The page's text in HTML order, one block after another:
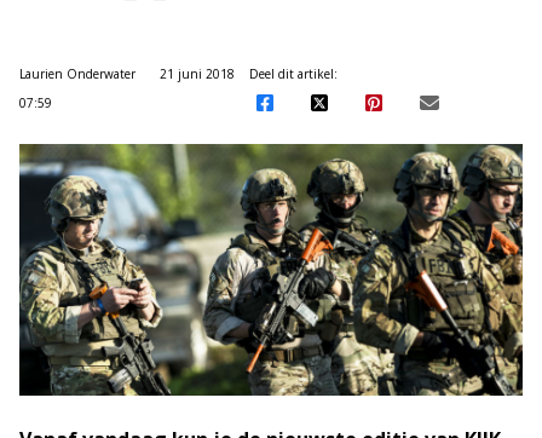
Laurien Onderwater
21 juni 2018
07:59
Deel dit artikel: